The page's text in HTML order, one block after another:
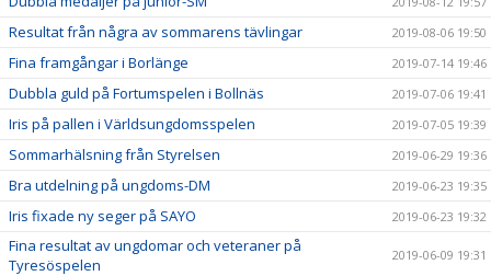
Resultat från några av sommarens tävlingar 2019-08-06 19:50
Fina framgångar i Borlänge 2019-07-14 19:46
Dubbla guld på Fortumspelen i Bollnäs 2019-07-06 19:41
Iris på pallen i Världsungdomsspelen 2019-07-05 19:39
Sommarhälsning från Styrelsen 2019-06-29 19:36
Bra utdelning på ungdoms-DM 2019-06-23 19:35
Iris fixade ny seger på SAYO 2019-06-23 19:32
Fina resultat av ungdomar och veteraner på
Tyresöspelen
2019-06-09 19:31